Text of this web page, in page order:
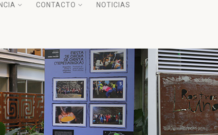
CONTACTO NOTICIAS